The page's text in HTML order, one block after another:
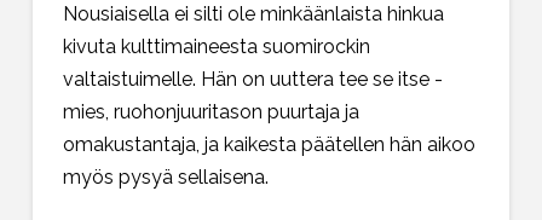
Nousiaisella ei silti ole minkäänlaista hinkua
kivuta kulttimaineesta suomirockin
valtaistuimelle. Hän on uuttera tee se itse -
mies, ruohonjuuritason puurtaja ja
omakustantaja, ja kaikesta päätellen hän aikoo
myös pysyä sellaisena.